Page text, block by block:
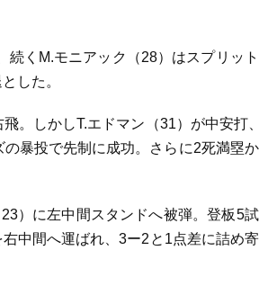
続くM.モニアック（28）はスプリッ
した。
。しかしT.エドマン（31）が中安打
暴投で先制に成功。さらに2死満塁
）に左中間スタンドへ被弾。登板5
中間へ運ばれ、3ー2と1点差に詰め